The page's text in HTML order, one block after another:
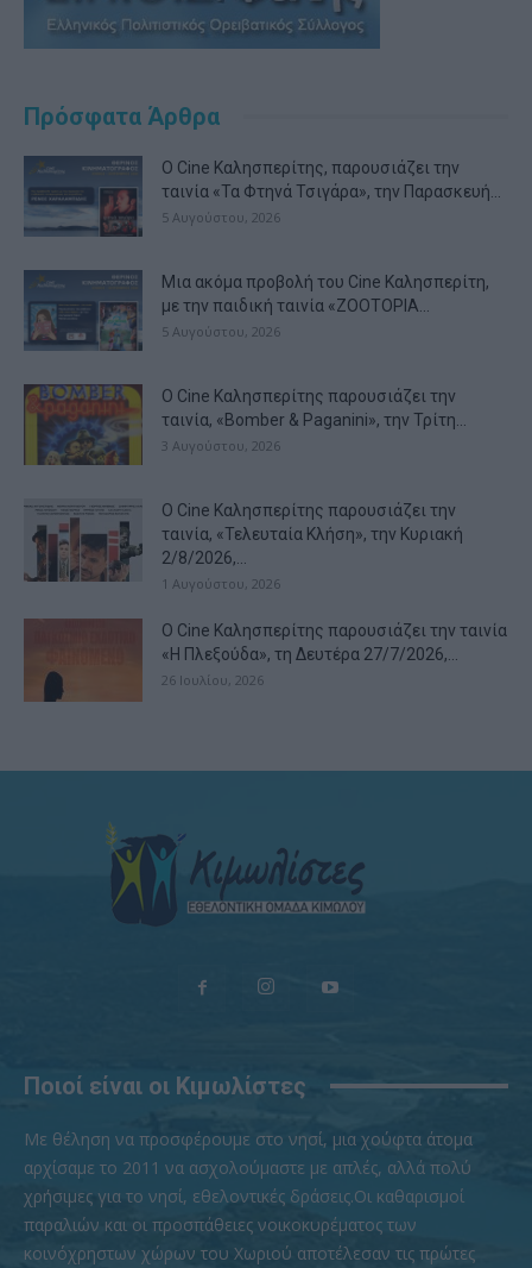
Πρόσφατα Άρθρα
Ο Cine Καλησπερίτης, παρουσιάζει την
ταινία «Τα Φτηνά Τσιγάρα», την Παρασκευή...
5 Αυγούστου, 2026
Μια ακόμα προβολή του Cine Καλησπερίτη,
με την παιδική ταινία «ZOOTOPIA...
5 Αυγούστου, 2026
Ο Cine Καλησπερίτης παρουσιάζει την
ταινία, «Bomber & Paganini», την Τρίτη...
3 Αυγούστου, 2026
Ο Cine Καλησπερίτης παρουσιάζει την
ταινία, «Τελευταία Κλήση», την Κυριακή
2/8/2026,...
1 Αυγούστου, 2026
Ο Cine Καλησπερίτης παρουσιάζει την ταινία
«Η Πλεξούδα», τη Δευτέρα 27/7/2026,...
26 Ιουλίου, 2026
Ποιοί είναι οι Κιμωλίστες
Με θέληση να προσφέρουμε στο νησί, μια χούφτα άτομα
αρχίσαμε το 2011 να ασχολούμαστε με απλές, αλλά πολύ
χρήσιμες για το νησί, εθελοντικές δράσεις.Οι καθαρισμοί
παραλιών και οι προσπάθειες νοικοκυρέματος των
κοινόχρηστων χώρων του Χωριού αποτέλεσαν τις πρώτες